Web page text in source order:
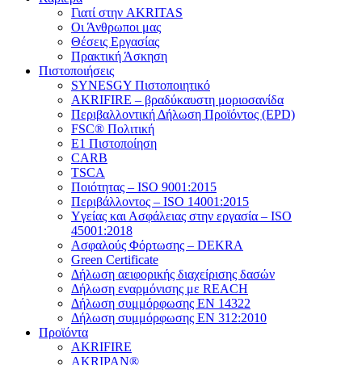
Γιατί στην AKRITAS
Οι Άνθρωποι μας
Θέσεις Εργασίας
Πρακτική Άσκηση
Πιστοποιήσεις
SYNESGY Πιστοποιητικό
AKRIFIRE – βραδύκαυστη μοριοσανίδα
Περιβαλλοντική Δήλωση Προϊόντος (EPD)
FSC® Πολιτική
E1 Πιστοποίηση
CARB
TSCA
Πoιότητας – ISO 9001:2015
Περιβάλλοντος – ISO 14001:2015
Yγείας και Ασφάλειας στην εργασία – ISO
45001:2018
Ασφαλούς Φόρτωσης – DEKRA
Green Certificate
Δήλωση αειφορικής διαχείρισης δασών
Δήλωση εναρμόνισης με REACH
Δήλωση συμμόρφωσης EN 14322
Δήλωση συμμόρφωσης EN 312:2010
Προϊόντα
AKRIFIRE
AKRIPAN®